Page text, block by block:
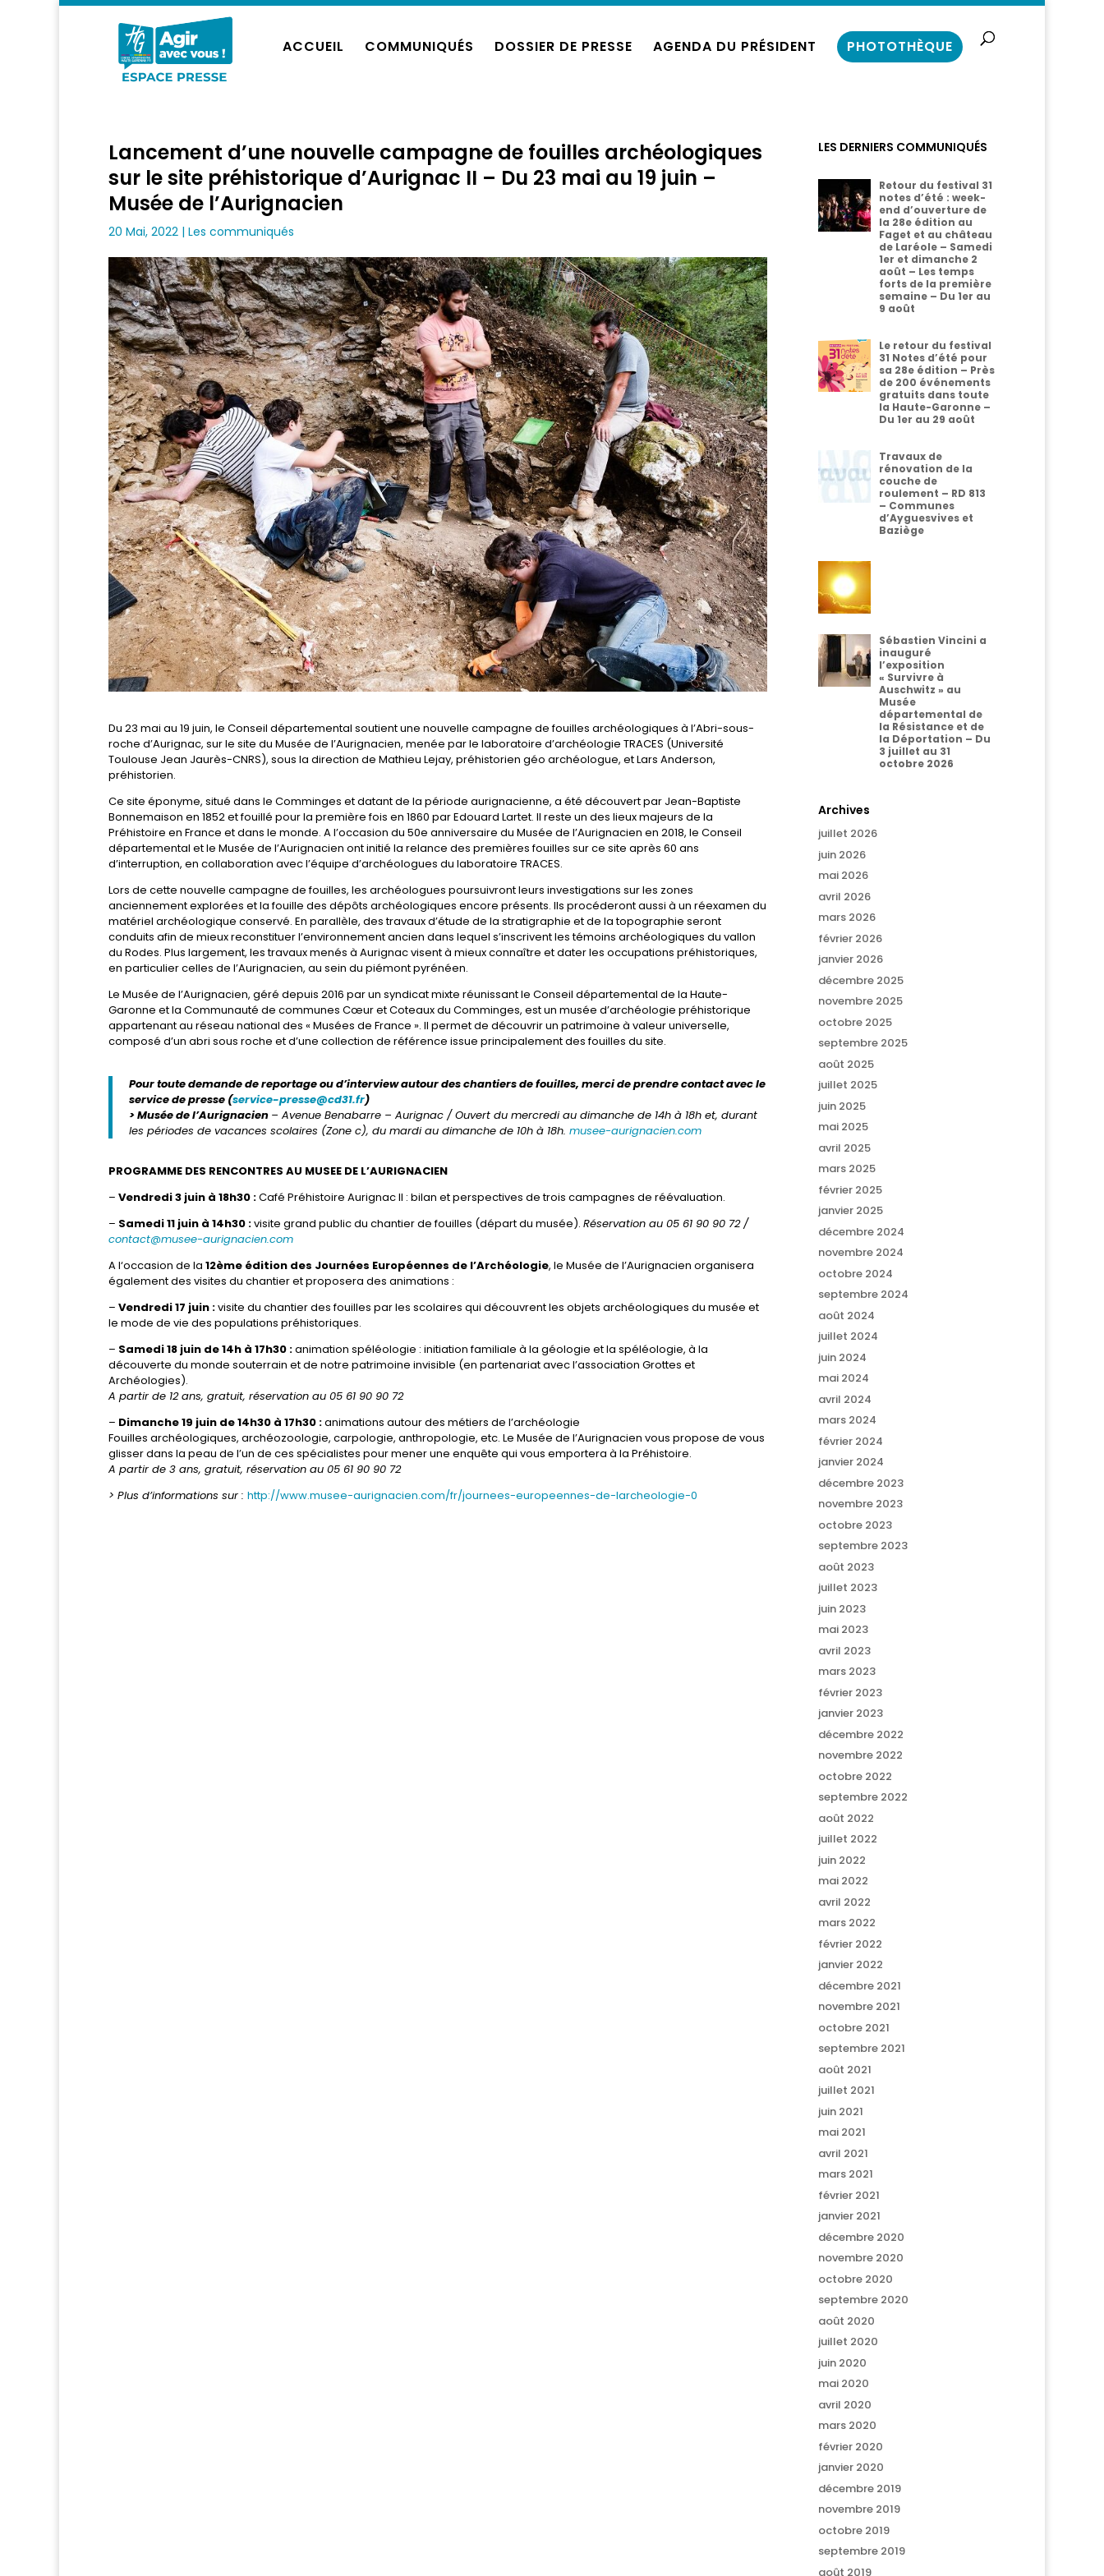
ACCUEIL COMMUNIQUÉS DOSSIER DE PRESSE AGENDA DU PRÉSIDENT PHOTOTHÈQUE
Lancement d’une nouvelle campagne de fouilles archéologiques
sur le site préhistorique d’Aurignac II – Du 23 mai au 19 juin –
Musée de l’Aurignacien
20 Mai, 2022 | Les communiqués
Du 23 mai au 19 juin, le Conseil départemental soutient une nouvelle campagne de fouilles archéologiques à l’Abri-sous-
roche d’Aurignac, sur le site du Musée de l’Aurignacien, menée par le laboratoire d’archéologie TRACES (Université
Toulouse Jean Jaurès-CNRS), sous la direction de Mathieu Lejay, préhistorien géo archéologue, et Lars Anderson,
préhistorien.
Ce site éponyme, situé dans le Comminges et datant de la période aurignacienne, a été découvert par Jean-Baptiste
Bonnemaison en 1852 et fouillé pour la première fois en 1860 par Edouard Lartet. Il reste un des lieux majeurs de la
Préhistoire en France et dans le monde. A l’occasion du 50e anniversaire du Musée de l’Aurignacien en 2018, le Conseil
départemental et le Musée de l’Aurignacien ont initié la relance des premières fouilles sur ce site après 60 ans
d’interruption, en collaboration avec l’équipe d’archéologues du laboratoire TRACES.
Lors de cette nouvelle campagne de fouilles, les archéologues poursuivront leurs investigations sur les zones
anciennement explorées et la fouille des dépôts archéologiques encore présents. Ils procéderont aussi à un réexamen du
matériel archéologique conservé. En parallèle, des travaux d’étude de la stratigraphie et de la topographie seront
conduits afin de mieux reconstituer l’environnement ancien dans lequel s’inscrivent les témoins archéologiques du vallon
du Rodes. Plus largement, les travaux menés à Aurignac visent à mieux connaître et dater les occupations préhistoriques,
en particulier celles de l’Aurignacien, au sein du piémont pyrénéen.
Le Musée de l’Aurignacien, géré depuis 2016 par un syndicat mixte réunissant le Conseil départemental de la Haute-
Garonne et la Communauté de communes Cœur et Coteaux du Comminges, est un musée d’archéologie préhistorique
appartenant au réseau national des « Musées de France ». Il permet de découvrir un patrimoine à valeur universelle,
composé d’un abri sous roche et d’une collection de référence issue principalement des fouilles du site.
Pour toute demande de reportage ou d’interview autour des chantiers de fouilles, merci de prendre contact avec le
service de presse (service-presse@cd31.fr)
> Musée de l’Aurignacien – Avenue Benabarre – Aurignac / Ouvert du mercredi au dimanche de 14h à 18h et, durant
les périodes de vacances scolaires (Zone c), du mardi au dimanche de 10h à 18h. musee-aurignacien.com
PROGRAMME DES RENCONTRES AU MUSEE DE L’AURIGNACIEN
– Vendredi 3 juin à 18h30 :Café Préhistoire Aurignac II : bilan et perspectives de trois campagnes de réévaluation.
– Samedi 11 juin à 14h30 :visite grand public du chantier de fouilles (départ du musée). Réservation au 05 61 90 90 72 /
contact@musee-aurignacien.com
A l‘occasion de la 12ème édition des Journées Européennes de l’Archéologie, le Musée de l’Aurignacien organisera
également des visites du chantier et proposera des animations :
– Vendredi 17 juin :visite du chantier des fouilles par les scolaires qui découvrent les objets archéologiques du musée et
le mode de vie des populations préhistoriques.
– Samedi 18 juin de 14h à 17h30 :animation spéléologie : initiation familiale à la géologie et la spéléologie, à la
découverte du monde souterrain et de notre patrimoine invisible (en partenariat avec l’association Grottes et
Archéologies).
A partir de 12 ans, gratuit, réservation au 05 61 90 90 72
– Dimanche 19 juin de 14h30 à 17h30 :animations autour des métiers de l’archéologie
Fouilles archéologiques, archéozoologie, carpologie, anthropologie, etc. Le Musée de l’Aurignacien vous propose de vous
glisser dans la peau de l’un de ces spécialistes pour mener une enquête qui vous emportera à la Préhistoire.
A partir de 3 ans, gratuit, réservation au 05 61 90 90 72
> Plus d’informations sur : http://www.musee-aurignacien.com/fr/journees-europeennes-de-larcheologie-0
LES DERNIERS COMMUNIQUÉS
Retour du festival 31
notes d’été : week-
end d’ouverture de
la 28e édition au
Faget et au château
de Laréole – Samedi
1er et dimanche 2
août – Les temps
forts de la première
semaine – Du 1er au
9 août
Le retour du festival
31 Notes d’été pour
sa 28e édition – Près
de 200 événements
gratuits dans toute
la Haute-Garonne –
Du 1er au 29 août
Travaux de
rénovation de la
couche de
roulement – RD 813
– Communes
d’Ayguesvives et
Baziège
Sébastien Vincini a
inauguré
l’exposition
« Survivre à
Auschwitz » au
Musée
départemental de
la Résistance et de
la Déportation – Du
3 juillet au 31
octobre 2026
Archives
juillet 2026
juin 2026
mai 2026
avril 2026
mars 2026
février 2026
janvier 2026
décembre 2025
novembre 2025
octobre 2025
septembre 2025
août 2025
juillet 2025
juin 2025
mai 2025
avril 2025
mars 2025
février 2025
janvier 2025
décembre 2024
novembre 2024
octobre 2024
septembre 2024
août 2024
juillet 2024
juin 2024
mai 2024
avril 2024
mars 2024
février 2024
janvier 2024
décembre 2023
novembre 2023
octobre 2023
septembre 2023
août 2023
juillet 2023
juin 2023
mai 2023
avril 2023
mars 2023
février 2023
janvier 2023
décembre 2022
novembre 2022
octobre 2022
septembre 2022
août 2022
juillet 2022
juin 2022
mai 2022
avril 2022
mars 2022
février 2022
janvier 2022
décembre 2021
novembre 2021
octobre 2021
septembre 2021
août 2021
juillet 2021
juin 2021
mai 2021
avril 2021
mars 2021
février 2021
janvier 2021
décembre 2020
novembre 2020
octobre 2020
septembre 2020
août 2020
juillet 2020
juin 2020
mai 2020
avril 2020
mars 2020
février 2020
janvier 2020
décembre 2019
novembre 2019
octobre 2019
septembre 2019
août 2019